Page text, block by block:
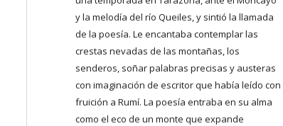
y la melodía del río Queiles, y sintió la llamada
de la poesía. Le encantaba contemplar las
crestas nevadas de las montañas, los
senderos, soñar palabras precisas y austeras
con imaginación de escritor que había leído con
fruición a Rumí. La poesía entraba en su alma
como el eco de un monte que expande